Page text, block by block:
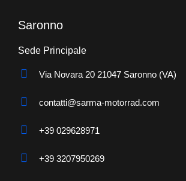
Saronno
Sede Principale
Via Novara 20 21047 Saronno (VA)
contatti@sarma-motorrad.com
+39 029628971
+39 3207950269